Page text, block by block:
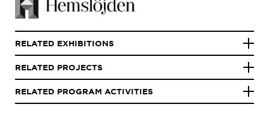
RELATED EXHIBITIONS
RELATED PROJECTS
RELATED PROGRAM ACTIVITIES